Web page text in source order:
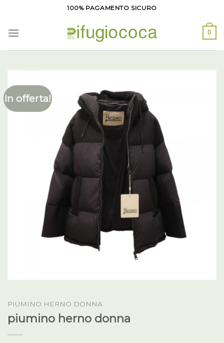
contenuti
100% PAGAMENTO SICURO
0
In offerta!
PIUMINO HERNO DONNA
piumino herno donna